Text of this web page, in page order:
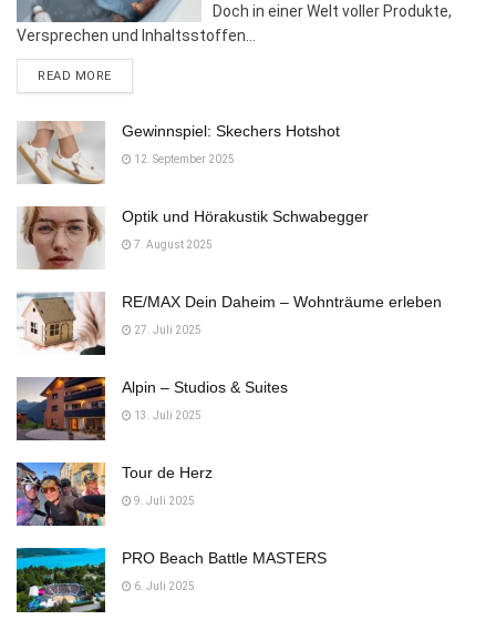
Doch in einer Welt voller Produkte,
Versprechen und Inhaltsstoffen...
READ MOREDETAILS
Gewinnspiel: Skechers Hotshot
12. September 2025
Optik und Hörakustik Schwabegger
7. August 2025
RE/MAX Dein Daheim – Wohnträume erleben
27. Juli 2025
Alpin – Studios & Suites
13. Juli 2025
Tour de Herz
9. Juli 2025
PRO Beach Battle MASTERS
6. Juli 2025